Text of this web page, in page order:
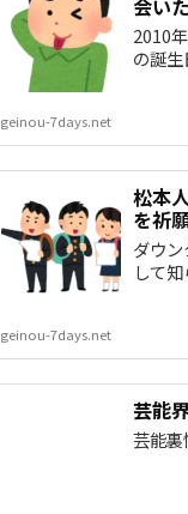
2010
の誕
geinou-7days.net
松本
を祈
ダウ
して
geinou-7days.net
芸能
芸能裏